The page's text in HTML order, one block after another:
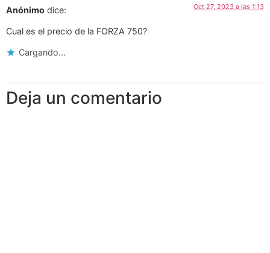
Anónimo dice: Oct 27, 2023 a las 1:13
Cual es el precio de la FORZA 750?
Cargando...
Deja un comentario